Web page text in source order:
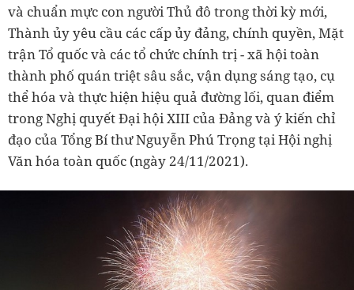
và chuẩn mực con người Thủ đô trong thời kỳ mới,
Thành ủy yêu cầu các cấp ủy đảng, chính quyền, Mặt
trận Tổ quốc và các tổ chức chính trị - xã hội toàn
thành phố quán triệt sâu sắc, vận dụng sáng tạo, cụ
thể hóa và thực hiện hiệu quả đường lối, quan điểm
trong Nghị quyết Đại hội XIII của Đảng và ý kiến chỉ
đạo của Tổng Bí thư Nguyễn Phú Trọng tại Hội nghị
Văn hóa toàn quốc (ngày 24/11/2021).